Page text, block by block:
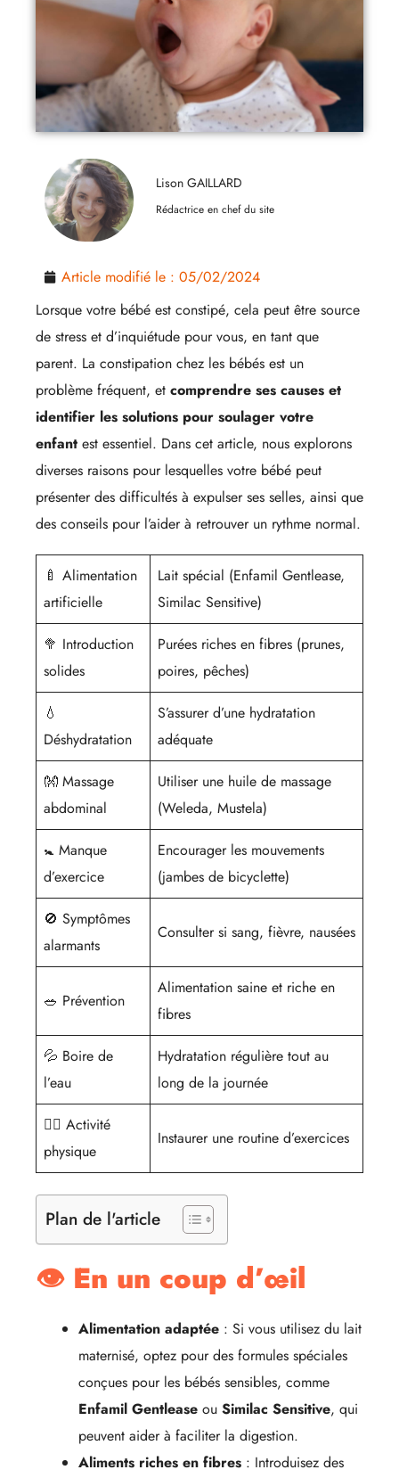
Lison GAILLARD
Rédactrice en chef du site
Article modifié le : 05/02/2024
Lorsque votre bébé est constipé, cela peut être source
de stress et d’inquiétude pour vous, en tant que
parent. La constipation chez les bébés est un
problème fréquent, et comprendre ses causes et
identifier les solutions pour soulager votre
enfant est essentiel. Dans cet article, nous explorons
diverses raisons pour lesquelles votre bébé peut
présenter des difficultés à expulser ses selles, ainsi que
des conseils pour l’aider à retrouver un rythme normal.
🍼 Alimentation
artificielle
Lait spécial (Enfamil Gentlease,
Similac Sensitive)
🥦 Introduction
solides
Purées riches en fibres (prunes,
poires, pêches)
💧
Déshydratation
S’assurer d’une hydratation
adéquate
👐 Massage
abdominal
Utiliser une huile de massage
(Weleda, Mustela)
🚼 Manque
d’exercice
Encourager les mouvements
(jambes de bicyclette)
🚫 Symptômes
alarmants
Consulter si sang, fièvre, nausées
🥗 Prévention
Alimentation saine et riche en
fibres
💦 Boire de
l’eau
Hydratation régulière tout au
long de la journée
🏃‍♂️ Activité
physique
Instaurer une routine d’exercices
Plan de l'article
👁️ En un coup d’œil
Alimentation adaptée : Si vous utilisez du lait
maternisé, optez pour des formules spéciales
conçues pour les bébés sensibles, comme
Enfamil Gentlease ou Similac Sensitive, qui
peuvent aider à faciliter la digestion.
Aliments riches en fibres : Introduisez des